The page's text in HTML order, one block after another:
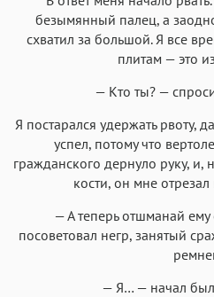
безымянный палец, а
схватил за большой. Я все
плитам — это
— Кто ты? —
Я постарался удержать рвоту,
успел, потому что
гражданского дернуло руку, и,
кости, он мне
— А теперь отшманай
посоветовал негр, занятый
— Я… — начал